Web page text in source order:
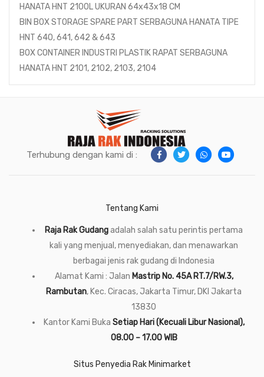
HANATA HNT 2100L UKURAN 64x43x18 CM
BIN BOX STORAGE SPARE PART SERBAGUNA HANATA TIPE
HNT 640, 641, 642 & 643
BOX CONTAINER INDUSTRI PLASTIK RAPAT SERBAGUNA
HANATA HNT 2101, 2102, 2103, 2104
Terhubung dengan kami di :
Tentang Kami
Raja Rak Gudangadalah salah satu perintis pertama
kali yang menjual, menyediakan, dan menawarkan
berbagai jenis rak gudang di Indonesia
Alamat Kami : Jalan Mastrip No. 45A RT.7/RW.3,
Rambutan, Kec. Ciracas, Jakarta Timur, DKI Jakarta
13830
Kantor Kami Buka Setiap Hari (Kecuali Libur Nasional),
08.00 – 17.00 WIB
Situs Penyedia Rak Minimarket